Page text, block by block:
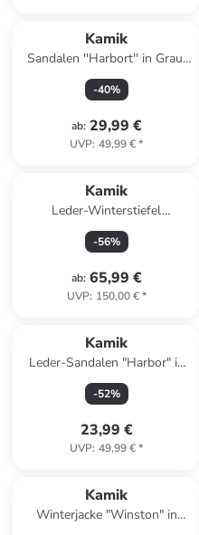
Kamik
Sandalen ''Harbort'' in Grau/
Blau/ Grün
-40%
ab: 29,99 €
UVP: 49,99 €*
Kamik
Leder-Winterstiefel
"Hemlock" in Hellbraun/
Braun
-56%
ab: 65,99 €
UVP: 150,00 €*
Kamik
Leder-Sandalen "Harbor" in
Khaki
-52%
23,99 €
UVP: 49,99 €*
Kamik
Winterjacke "Winston" in